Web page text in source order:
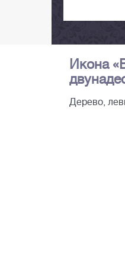
Икона
Дерево,